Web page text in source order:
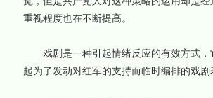
重视程度也在不断提高。
戏剧是一种引起情绪反应的有效方式，
起为了发动对红军的支持而临时编排的戏剧